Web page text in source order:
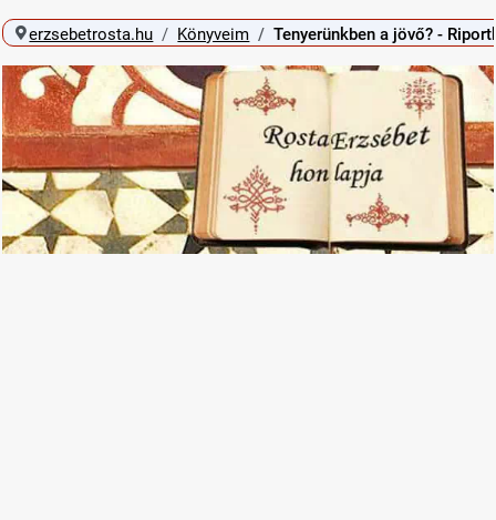
erzsebetrosta.hu Könyveim Tenyerünkben a jövő? -